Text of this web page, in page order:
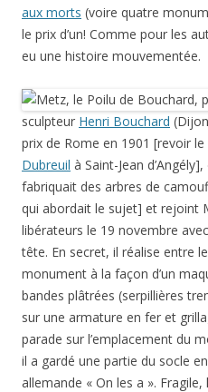
aux morts (voire quatre
le prix d’un! Comme pour les
eu une histoire mouvementée.
sculpteur Henri Bouchard
prix de Rome en 1901 [revoir
Dubreuil à Saint-Jean
fabriquait des arbres de
qui abordait le sujet] et rejoint
libérateurs le 19 novembre
tête. En secret, il réalise entre
monument à la façon d’un
bandes plâtrées (serpillières
sur une armature en fer et
parade sur l’emplacement du
il a gardé une partie du socle
allemande « On les a ».